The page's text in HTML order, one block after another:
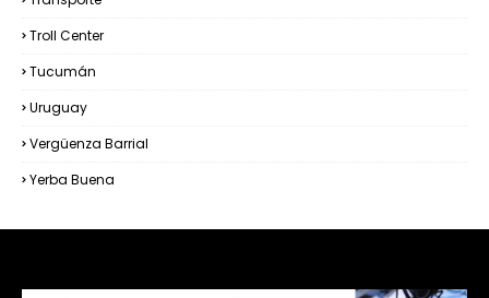
Troll Center
Tucumán
Uruguay
Vergüenza Barrial
Yerba Buena